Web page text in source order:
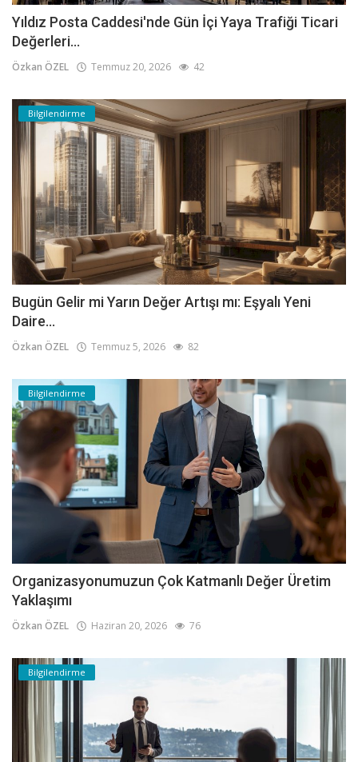
Yıldız Posta Caddesi'nde Gün İçi Yaya Trafiği Ticari
Değerleri...
Özkan ÖZEL Temmuz 20, 2026 42
Bilgilendirme
Bugün Gelir mi Yarın Değer Artışı mı: Eşyalı Yeni
Daire...
Özkan ÖZEL Temmuz 5, 2026 82
Bilgilendirme
Organizasyonumuzun Çok Katmanlı Değer Üretim
Yaklaşımı
Özkan ÖZEL Haziran 20, 2026 76
Bilgilendirme